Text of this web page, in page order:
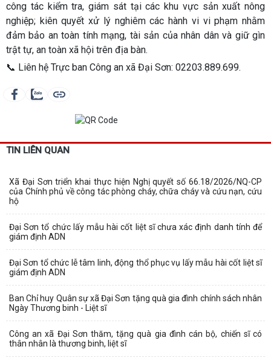
công tác kiểm tra, giám sát tại các khu vực sản xuất nông
nghiệp; kiên quyết xử lý nghiêm các hành vi vi phạm nhằm
đảm bảo an toàn tính mạng, tài sản của nhân dân và giữ gìn
trật tự, an toàn xã hội trên địa bàn.
📞 Liên hệ Trực ban Công an xã Đại Sơn: 02203.889.699.
TIN LIÊN QUAN
Xã Đại Sơn triển khai thực hiện Nghị quyết số 66.18/2026/NQ-CP
của Chính phủ về công tác phòng cháy, chữa cháy và cứu nạn, cứu
hộ
Đại Sơn tổ chức lấy mẫu hài cốt liệt sĩ chưa xác định danh tính để
giám định ADN
Đại Sơn tổ chức lễ tâm linh, động thổ phục vụ lấy mẫu hài cốt liệt sĩ
giám định ADN
Ban Chỉ huy Quân sự xã Đại Sơn tặng quà gia đình chính sách nhân
Ngày Thương binh - Liệt sĩ
Công an xã Đại Sơn thăm, tặng quà gia đình cán bộ, chiến sĩ có
thân nhân là thương binh, liệt sĩ